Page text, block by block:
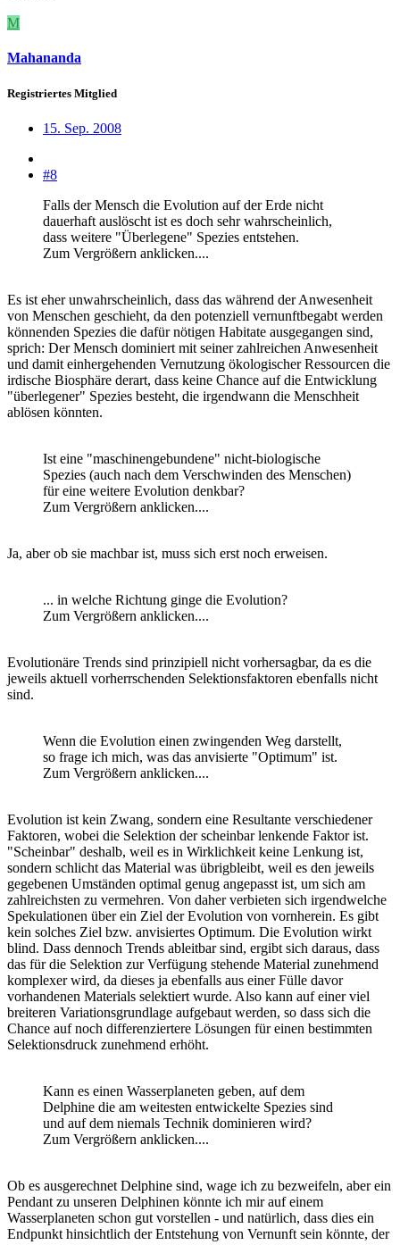
M
Mahananda
Registriertes Mitglied
15. Sep. 2008
#8
Falls der Mensch die Evolution auf der Erde nicht
dauerhaft auslöscht ist es doch sehr wahrscheinlich,
dass weitere "Überlegene" Spezies entstehen.
Zum Vergrößern anklicken....
Es ist eher unwahrscheinlich, dass das während der Anwesenheit
von Menschen geschieht, da den potenziell vernunftbegabt werden
könnenden Spezies die dafür nötigen Habitate ausgegangen sind,
sprich: Der Mensch dominiert mit seiner zahlreichen Anwesenheit
und damit einhergehenden Vernutzung ökologischer Ressourcen die
irdische Biosphäre derart, dass keine Chance auf die Entwicklung
"überlegener" Spezies besteht, die irgendwann die Menschheit
ablösen könnten.
Ist eine "maschinengebundene" nicht-biologische
Spezies (auch nach dem Verschwinden des Menschen)
für eine weitere Evolution denkbar?
Zum Vergrößern anklicken....
Ja, aber ob sie machbar ist, muss sich erst noch erweisen.
... in welche Richtung ginge die Evolution?
Zum Vergrößern anklicken....
Evolutionäre Trends sind prinzipiell nicht vorhersagbar, da es die
jeweils aktuell vorherrschenden Selektionsfaktoren ebenfalls nicht
sind.
Wenn die Evolution einen zwingenden Weg darstellt,
so frage ich mich, was das anvisierte "Optimum" ist.
Zum Vergrößern anklicken....
Evolution ist kein Zwang, sondern eine Resultante verschiedener
Faktoren, wobei die Selektion der scheinbar lenkende Faktor ist.
"Scheinbar" deshalb, weil es in Wirklichkeit keine Lenkung ist,
sondern schlicht das Material was übrigbleibt, weil es den jeweils
gegebenen Umständen optimal genug angepasst ist, um sich am
zahlreichsten zu vermehren. Von daher verbieten sich irgendwelche
Spekulationen über ein Ziel der Evolution von vornherein. Es gibt
kein solches Ziel bzw. anvisiertes Optimum. Die Evolution wirkt
blind. Dass dennoch Trends ableitbar sind, ergibt sich daraus, dass
das für die Selektion zur Verfügung stehende Material zunehmend
komplexer wird, da dieses ja ebenfalls aus einer Fülle davor
vorhandenen Materials selektiert wurde. Also kann auf einer viel
breiteren Variationsgrundlage aufgebaut werden, so dass sich die
Chance auf noch differenziertere Lösungen für einen bestimmten
Selektionsdruck zunehmend erhöht.
Kann es einen Wasserplaneten geben, auf dem
Delphine die am weitesten entwickelte Spezies sind
und auf dem niemals Technik dominieren wird?
Zum Vergrößern anklicken....
Ob es ausgerechnet Delphine sind, wage ich zu bezweifeln, aber ein
Pendant zu unseren Delphinen könnte ich mir auf einem
Wasserplaneten schon gut vorstellen - und natürlich, dass dies ein
Endpunkt hinsichtlich der Entstehung von Vernunft sein könnte, der